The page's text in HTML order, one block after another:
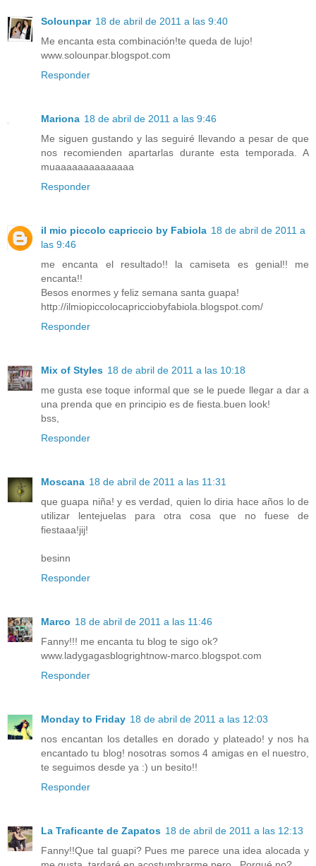
Solounpar 18 de abril de 2011 a las 9:40
Me encanta esta combinación!te queda de lujo!
www.solounpar.blogspot.com
Responder
Mariona 18 de abril de 2011 a las 9:46
Me siguen gustando y las seguiré llevando a pesar de que
nos recomienden apartarlas durante esta temporada. A
muaaaaaaaaaaaaaa
Responder
il mio piccolo capriccio by Fabiola 18 de abril de 2011 a
las 9:46
me encanta el resultado!! la camiseta es genial!! me
encanta!!
Besos enormes y feliz semana santa guapa!
http://ilmiopiccolocapricciobyfabiola.blogspot.com/
Responder
Mix of Styles 18 de abril de 2011 a las 10:18
me gusta ese toque informal que se le puede llegar a dar a
una prenda que en principio es de fiesta.buen look!
bss,
Responder
Moscana 18 de abril de 2011 a las 11:31
que guapa niña! y es verdad, quien lo diria hace años lo de
utilizar lentejuelas para otra cosa que no fuese de
fiestaaa!jij!
besinn
Responder
Marco 18 de abril de 2011 a las 11:46
Fanny!!! me encanta tu blog te sigo ok?
www.ladygagasblogrightnow-marco.blogspot.com
Responder
Monday to Friday 18 de abril de 2011 a las 12:03
nos encantan los detalles en dorado y plateado! y nos ha
encantado tu blog! nosotras somos 4 amigas en el nuestro,
te seguimos desde ya :) un besito!!
Responder
La Traficante de Zapatos 18 de abril de 2011 a las 12:13
Fanny!!Que tal guapi? Pues me parece una idea alocada y